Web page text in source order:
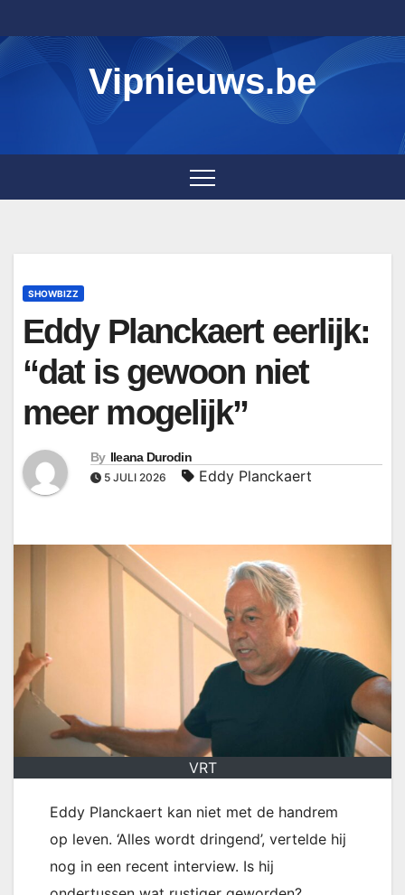
to
content
Vipnieuws.be
SHOWBIZZ
Eddy Planckaert eerlijk:
“dat is gewoon niet
meer mogelijk”
By Ileana Durodin
5 JULI 2026 Eddy Planckaert
VRT
Eddy Planckaert kan niet met de handrem
op leven. ‘Alles wordt dringend’, vertelde hij
nog in een recent interview. Is hij